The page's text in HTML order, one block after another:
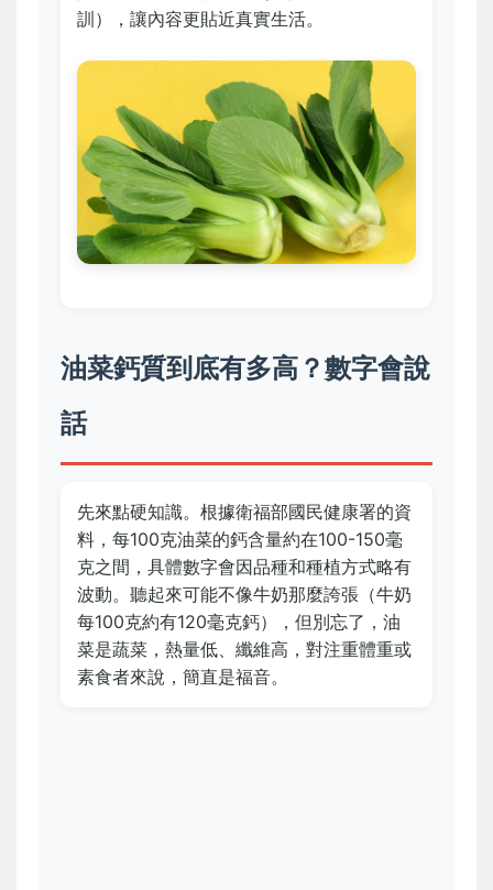
訓），讓內容更貼近真實生活。
油菜鈣質到底有多高？數字會說
話
先來點硬知識。根據衛福部國民健康署的資
料，每100克油菜的鈣含量約在100-150毫
克之間，具體數字會因品種和種植方式略有
波動。聽起來可能不像牛奶那麼誇張（牛奶
每100克約有120毫克鈣），但別忘了，油
菜是蔬菜，熱量低、纖維高，對注重體重或
素食者來說，簡直是福音。